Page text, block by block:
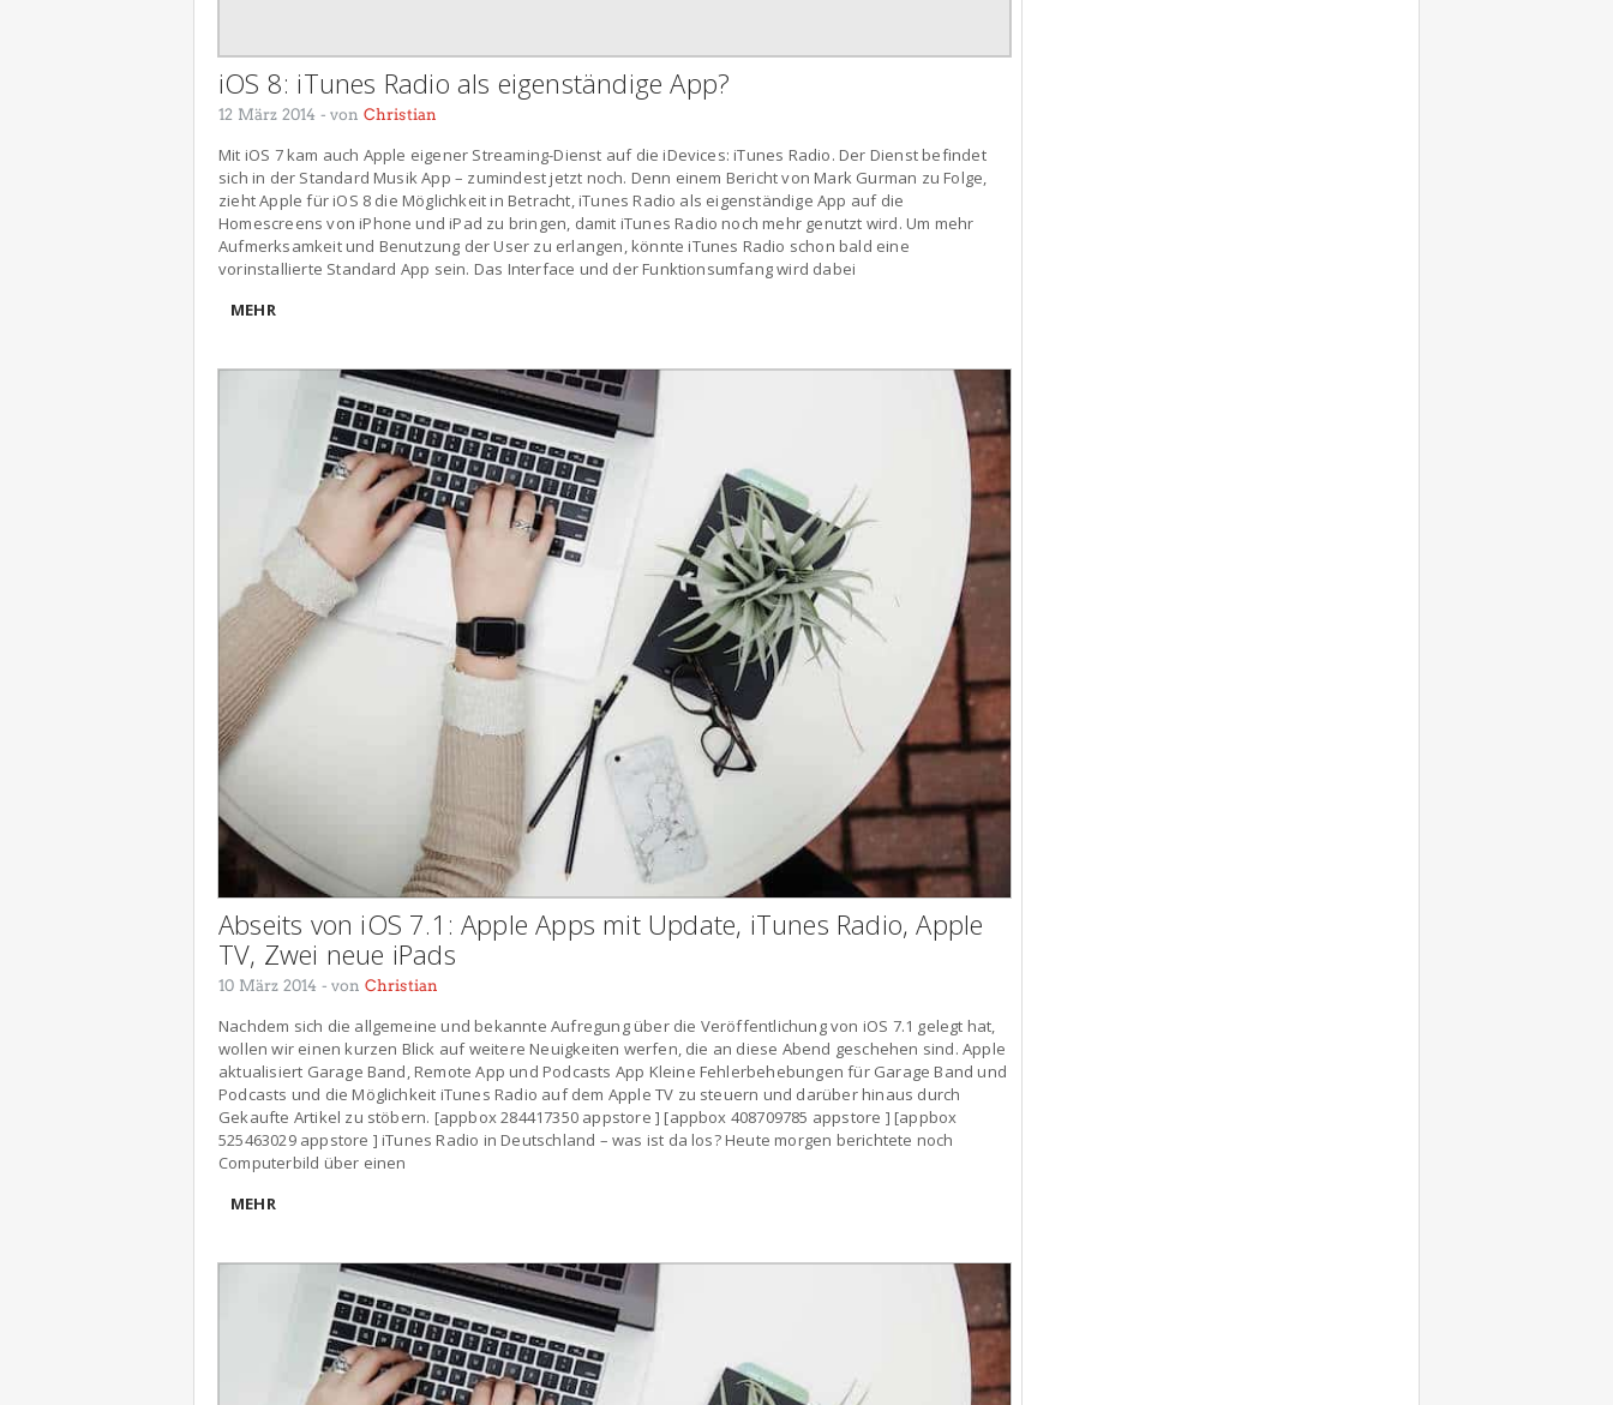
iOS 8: iTunes Radio als eigenständige App?
12 März 2014 - von Christian
Mit iOS 7 kam auch Apple eigener Streaming-Dienst auf die iDevices: iTunes Radio. Der Dienst befindet
sich in der Standard Musik App – zumindest jetzt noch. Denn einem Bericht von Mark Gurman zu Folge,
zieht Apple für iOS 8 die Möglichkeit in Betracht, iTunes Radio als eigenständige App auf die
Homescreens von iPhone und iPad zu bringen, damit iTunes Radio noch mehr genutzt wird. Um mehr
Aufmerksamkeit und Benutzung der User zu erlangen, könnte iTunes Radio schon bald eine
vorinstallierte Standard App sein. Das Interface und der Funktionsumfang wird dabei
MEHR
Abseits von iOS 7.1: Apple Apps mit Update, iTunes Radio, Apple
TV, Zwei neue iPads
10 März 2014 - von Christian
Nachdem sich die allgemeine und bekannte Aufregung über die Veröffentlichung von iOS 7.1 gelegt hat,
wollen wir einen kurzen Blick auf weitere Neuigkeiten werfen, die an diese Abend geschehen sind. Apple
aktualisiert Garage Band, Remote App und Podcasts App Kleine Fehlerbehebungen für Garage Band und
Podcasts und die Möglichkeit iTunes Radio auf dem Apple TV zu steuern und darüber hinaus durch
Gekaufte Artikel zu stöbern. [appbox 284417350 appstore ] [appbox 408709785 appstore ] [appbox
525463029 appstore ] iTunes Radio in Deutschland – was ist da los? Heute morgen berichtete noch
Computerbild über einen
MEHR